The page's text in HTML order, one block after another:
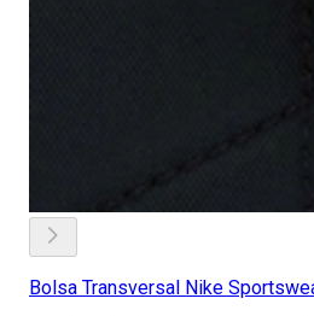
Bolsa Transversal Nike